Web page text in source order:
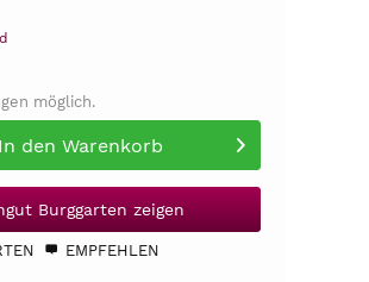
möglich.
In den Warenkorb
Burggarten zeigen
EMPFEHLEN